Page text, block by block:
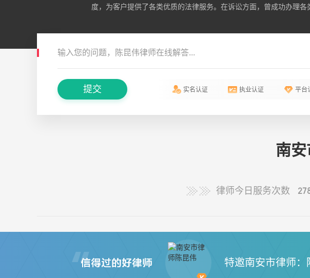
度，为客户提供了各类优质的法律服务。在诉讼方面，曾成功办理各
务、严谨的工作态度一定值得您信赖。
输入您的问题，陈昆伟律师在线解答...
提交 实名认证 执业认证 平台
南
律师今日服务次数
特邀南安市律师：